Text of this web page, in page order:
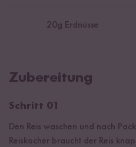
20g Erdnüsse
Zubereitung
Schritt 01
Den Reis waschen und nach
Reiskocher braucht der Reis